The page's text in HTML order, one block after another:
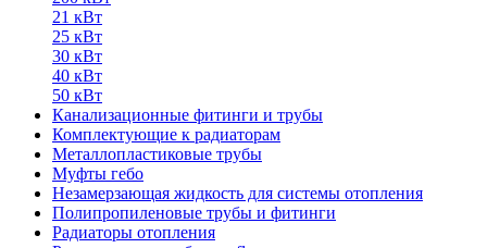
21 кВт
25 кВт
30 кВт
40 кВт
50 кВт
Канализационные фитинги и трубы
Комплектующие к радиаторам
Металлопластиковые трубы
Муфты гебо
Незамерзающая жидкость для системы отопления
Полипропиленовые трубы и фитинги
Радиаторы отопления